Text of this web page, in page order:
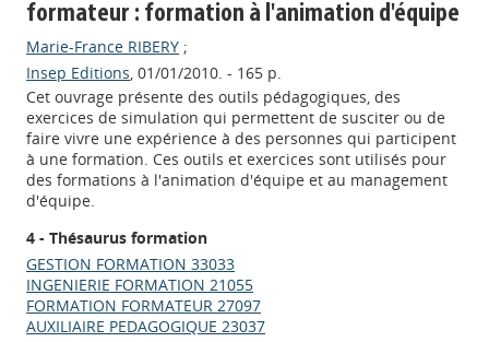
formateur : formation à l'animation d'équipe
Marie-France RIBERY ;
Insep Editions, 01/01/2010. - 165 p.
Cet ouvrage présente des outils pédagogiques, des
exercices de simulation qui permettent de susciter ou de
faire vivre une expérience à des personnes qui participent
à une formation. Ces outils et exercices sont utilisés pour
des formations à l'animation d'équipe et au management
d'équipe.
4 - Thésaurus formation
GESTION FORMATION 33033
INGENIERIE FORMATION 21055
FORMATION FORMATEUR 27097
AUXILIAIRE PEDAGOGIQUE 23037